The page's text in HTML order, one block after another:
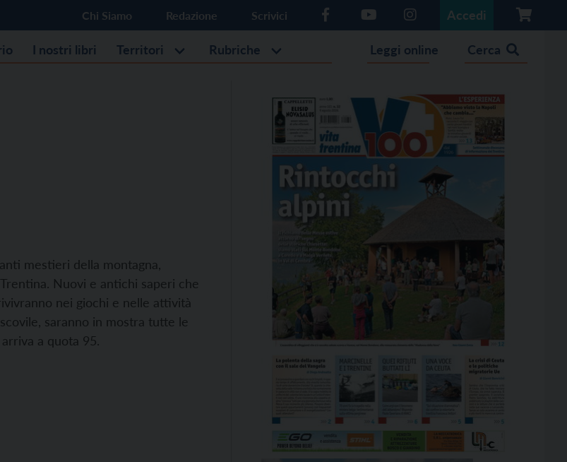
Chi Siamo Redazione Scrivici Accedi
I nostri libri Territori Rubriche Leggi online Cerca
mestieri della montagna,
Nuovi e antichi saperi che
nei giochi e nelle attività
saranno in mostra tutte le
a quota 95.